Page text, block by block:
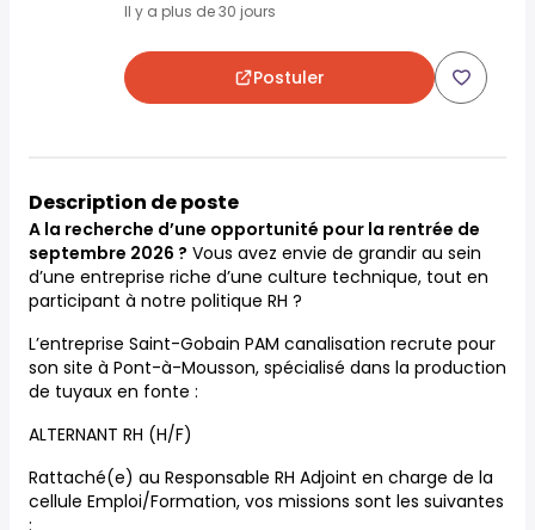
Il y a plus de 30 jours
Postuler
Description de poste
A la recherche d’une opportunité pour la rentrée de
septembre 2026 ? Vous avez envie de grandir au sein
d’une entreprise riche d’une culture technique, tout en
participant à notre politique RH ?
L’entreprise Saint-Gobain PAM canalisation recrute pour
son site à Pont-à-Mousson, spécialisé dans la production
de tuyaux en fonte :
ALTERNANT RH (H/F)
Rattaché(e) au Responsable RH Adjoint en charge de la
cellule Emploi/Formation, vos missions sont les suivantes
: